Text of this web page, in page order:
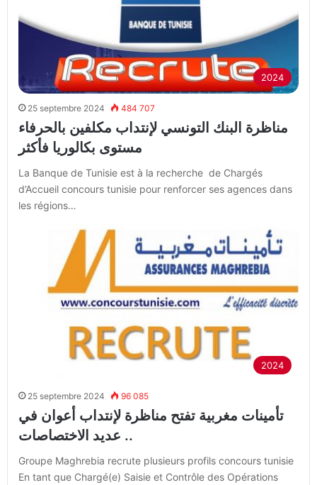
2024
25 septembre 2024 484 707
مناظرة البنك التونسي لإنتداب مكلفين بالحرفاء
مستوى بكالوريا فأكثر
La Banque de Tunisie est à la recherche de Chargés
d’Accueil concours tunisie pour renforcer ses agences dans
les régions…
2024
25 septembre 2024 96 085
تأمينات مغربية تفتح مناظرة لإنتداب أعوان في
عديد الاختصاصات ..
Groupe Maghrebia recrute plusieurs profils concours tunisie
En tant que Chargé(e) Saisie et Contrôle des Opérations